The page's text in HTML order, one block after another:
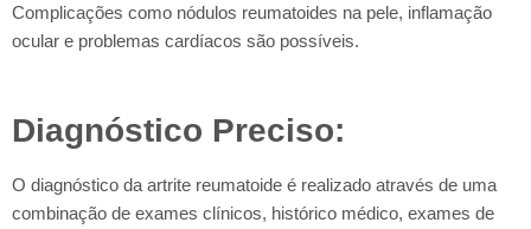
Complicações como nódulos reumatoides na pele, inflamação
ocular e problemas cardíacos são possíveis.
Diagnóstico Preciso:
O diagnóstico da artrite reumatoide é realizado através de uma
combinação de exames clínicos, histórico médico, exames de